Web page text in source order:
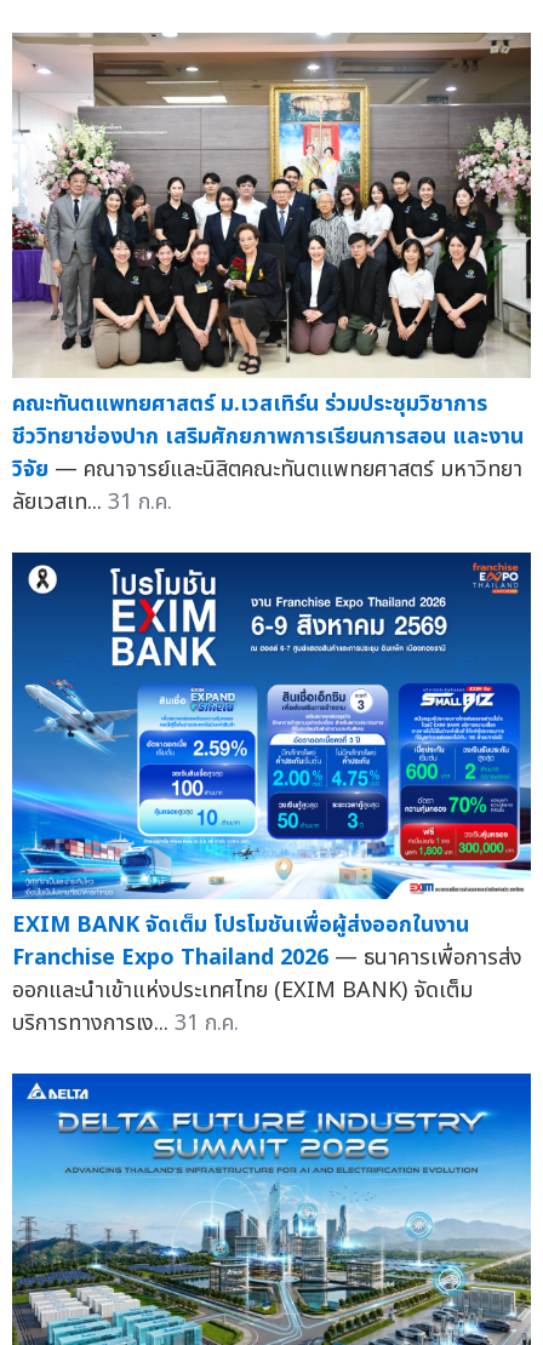
คณะทันตแพทยศาสตร์ ม.เวสเทิร์น ร่วมประชุมวิชาการ
ชีววิทยาช่องปาก เสริมศักยภาพการเรียนการสอน และงาน
วิจัย — คณาจารย์และนิสิตคณะทันตแพทยศาสตร์ มหาวิทยา
ลัยเวสเท... 31 ก.ค.
EXIM BANK จัดเต็ม โปรโมชันเพื่อผู้ส่งออกในงาน
Franchise Expo Thailand 2026 — ธนาคารเพื่อการส่ง
ออกและนำเข้าแห่งประเทศไทย (EXIM BANK) จัดเต็ม
บริการทางการเง... 31 ก.ค.